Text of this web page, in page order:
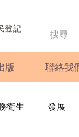
登記
版 聯絡我
衛生 發展